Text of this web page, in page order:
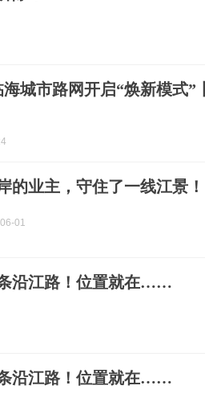
城市路网开启“焕新模式”丨
的业主，守住了一线江景！
01
沿江路！位置就在……
沿江路！位置就在……